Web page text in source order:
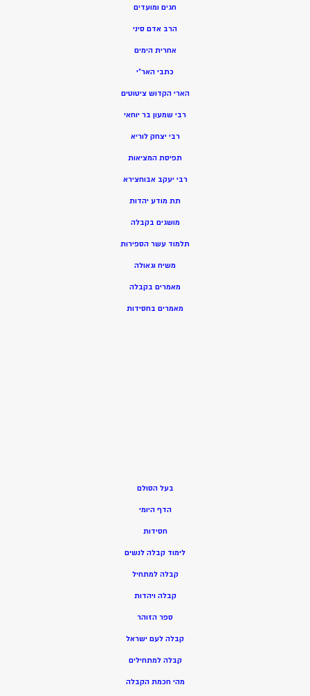
חגים ומועדים
הרב אדם סיני
אחרית הימים
כתבי האר”י
הארי הקדוש ציטוטים
רבי שמעון בר יוחאי
רבי יצחק לוריא
תפיסת המציאות
רבי יעקב אבוחצירא
תת מודע יהדות
מושגים בקבלה
תלמוד עשר הספירות
משיח וגאולה
מאמרים בקבלה
מאמרים בחסידות
בעל הסולם
הדף היומי
חסידות
לימוד קבלה לנשים
קבלה למתחיל
קבלה ויהדות
ספר הזוהר
קבלה לעם ישראל
קבלה למתחילים
מהי חכמת הקבלה